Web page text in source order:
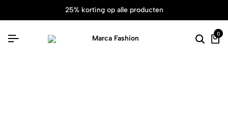
25% korting op alle producten
0